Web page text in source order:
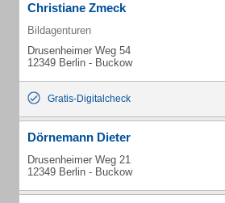
Christiane Zmeck
Bildagenturen
Drusenheimer Weg 54
12349 Berlin - Buckow
Gratis-Digitalcheck
Dörnemann Dieter
Drusenheimer Weg 21
12349 Berlin - Buckow